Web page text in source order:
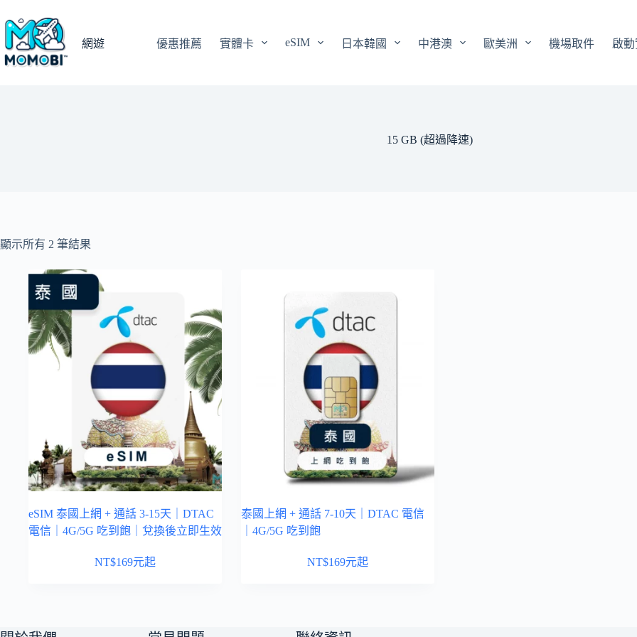
至
主
要
網遊 優惠推薦 實體卡 eSIM 日本韓國 中港澳 歐美洲 機場取件 啟
15 GB (超過降速)
顯示所有 2 筆結果
eSIM 泰國上網 + 通話 3-15天｜DTAC
電信｜4G/5G 吃到飽｜兌換後立即生效
NT$169元起
泰國上網 + 通話 7-10天｜DTAC 電信
｜4G/5G 吃到飽
NT$169元起